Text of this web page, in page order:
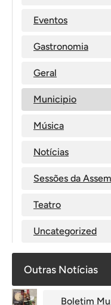
Eventos
Gastronomia
Geral
Municipio
Música
Notícias
Sessões da
Teatro
Uncategorized
Outras Notícias
Boletim